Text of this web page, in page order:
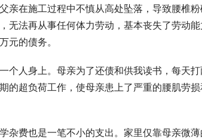
亲在施工过程中不慎从高处坠落，导致腰椎
无法再从事任何体力劳动，基本丧失了劳动
元的债务。
个人身上。母亲为了还债和供我读书，每天
的超负荷工作，使母亲患上了严重的腰肌劳
杂费也是一笔不小的支出。家里仅靠母亲微